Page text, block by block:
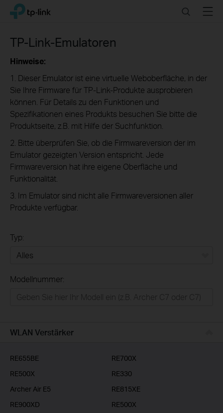
Click
the
navigation
TP-Link, Reliably Smart SearchMenu
TP-Link-Emulatoren
Hinweise:
1. Dieser Emulator ist eine virtuelle Weboberfläche, in der
Sie Ihre Firmware für TP-Link-Produkte ausprobieren
können. Für Details zu den Funktionen und
Spezifikationen eines Produkts besuchen Sie bitte die
Produktseite, z.B. mit Hilfe der Suchfunktion.
2. Bitte überprüfen Sie, ob die Firmwareversion der im
Emulator gezeigten Version entspricht. Jede
Firmwareversion hat ihre eigene Oberfläche und
Funktionalität.
3. Im Emulator sind nicht alle Firmwareversionen aller
Produkte verfügbar.
Typ:
Businessanwender
Modellnummer:
WLAN Verstärker
RE655BE
RE700X
RE500X
RE330
Archer Air E5
RE815XE
RE900XD
RE500X